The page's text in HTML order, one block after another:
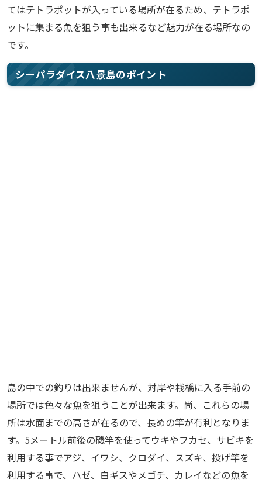
てはテトラポットが入っている場所が在るため、テトラポ
ットに集まる魚を狙う事も出来るなど魅力が在る場所なの
です。
シーパラダイス八景島のポイント
島の中での釣りは出来ませんが、対岸や桟橋に入る手前の
場所では色々な魚を狙うことが出来ます。尚、これらの場
所は水面までの高さが在るので、長めの竿が有利となりま
す。5メートル前後の磯竿を使ってウキやフカセ、サビキを
利用する事でアジ、イワシ、クロダイ、スズキ、投げ竿を
利用する事で、ハゼ、白ギスやメゴチ、カレイなどの魚を